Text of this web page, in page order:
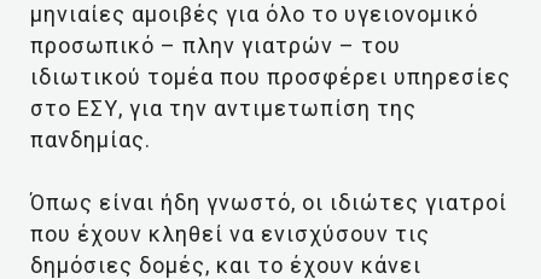
μηνιαίες αμοιβές για όλο το υγειονομικό
προσωπικό – πλην γιατρών – του
ιδιωτικού τομέα που προσφέρει υπηρεσίες
στο ΕΣΥ, για την αντιμετωπίση της
πανδημίας.
Όπως είναι ήδη γνωστό, οι ιδιώτες γιατροί
που έχουν κληθεί να ενισχύσουν τις
δημόσιες δομές, και το έχουν κάνει